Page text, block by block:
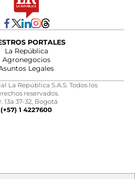
PORTALES
La República
Agronegocios
Legales
La República S.A.S. Todos los
reservados.
13a 37-32, Bogotá
(+57) 1 4227600